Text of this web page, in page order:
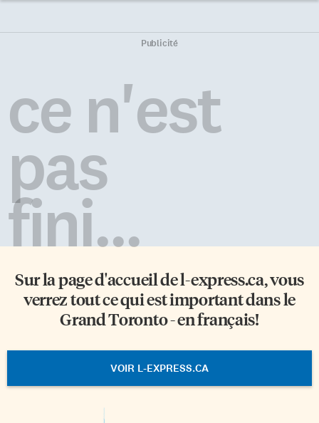
Publicité
ce n'est
pas
fini...
Sur la page d'accueil del-express.ca, vous
verrez tout ce qui est important dans le
Grand Toronto - en français!
VOIR L-EXPRESS.CA